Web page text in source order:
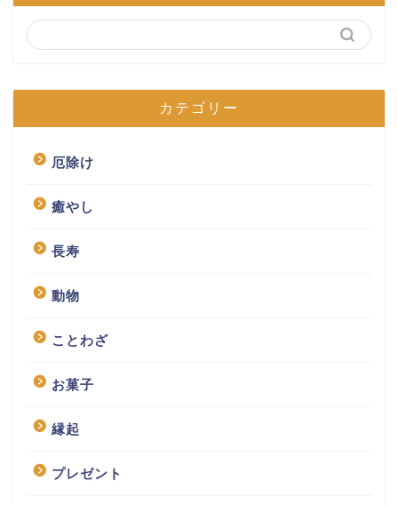
カテゴリー
厄除け
癒やし
長寿
動物
ことわざ
お菓子
縁起
プレゼント